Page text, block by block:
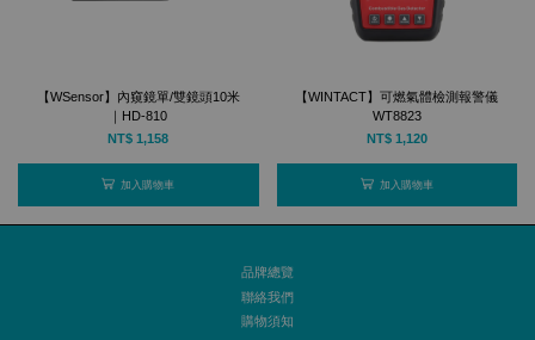
【WSensor】內窺鏡單/雙鏡頭10米
｜HD-810
NT$ 1,158
加入購物車
【WINTACT】可燃氣體檢測報警儀
WT8823
NT$ 1,120
加入購物車
品牌總覽
聯絡我們
購物須知